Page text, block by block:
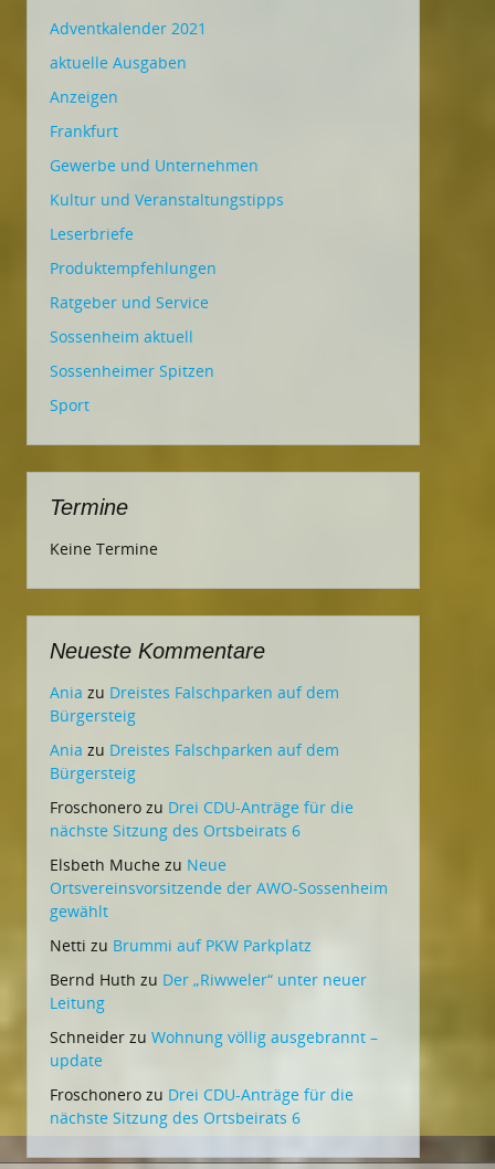
Adventkalender 2021
aktuelle Ausgaben
Anzeigen
Frankfurt
Gewerbe und Unternehmen
Kultur und Veranstaltungstipps
Leserbriefe
Produktempfehlungen
Ratgeber und Service
Sossenheim aktuell
Sossenheimer Spitzen
Sport
Termine
Keine Termine
Neueste Kommentare
Ania zu Dreistes Falschparken auf dem
Bürgersteig
Ania zu Dreistes Falschparken auf dem
Bürgersteig
Froschonero zu Drei CDU-Anträge für die
nächste Sitzung des Ortsbeirats 6
Elsbeth Muche zu Neue
Ortsvereinsvorsitzende der AWO-Sossenheim
gewählt
Netti zu Brummi auf PKW Parkplatz
Bernd Huth zu Der „Riwweler“ unter neuer
Leitung
Schneider zu Wohnung völlig ausgebrannt –
update
Froschonero zu Drei CDU-Anträge für die
nächste Sitzung des Ortsbeirats 6